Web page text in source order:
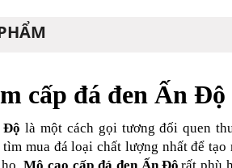
cấp đá đen Ấn Độ
Độ là một cách gọi tương đối quen
mua đá loại chất lượng nhất để tạo